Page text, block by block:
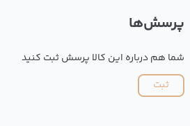
پرسش‌ها
شما هم درباره این کالا پرسش ثبت کنید
ثبت